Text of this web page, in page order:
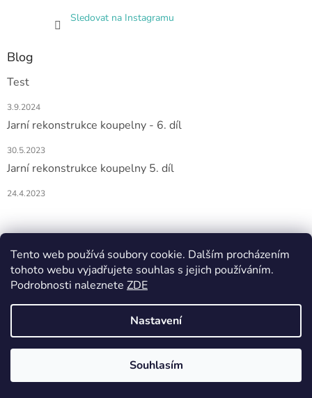
Tento web používá soubory cookie. Dalším procházením
tohoto webu vyjadřujete souhlas s jejich používáním.
Podrobnosti naleznete ZDE
Nastavení
Souhlasím
Sledovat na Instagramu
Blog
Test
3.9.2024
Jarní rekonstrukce koupelny - 6. díl
30.5.2023
Jarní rekonstrukce koupelny 5. díl
24.4.2023
Nákupní košík
0KS /0 KČ
Vytvořil Shoptet
DOMIO. Všechna práva vyhrazena.